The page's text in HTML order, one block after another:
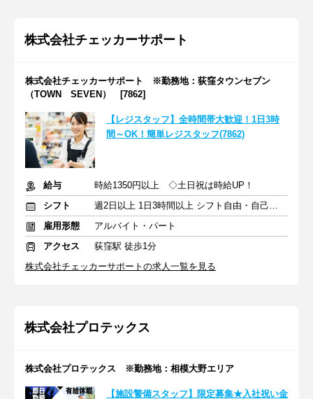
株式会社チェッカーサポート
株式会社チェッカーサポート ※勤務地：荻窪タウンセブン
（TOWN SEVEN） [7862]
【レジスタッフ】全時間帯大歓迎！1日3時
間～OK！簡単レジスタッフ(7862)
給与
時給1350円以上 ◇土日祝は時給UP！
シフト
週2日以上 1日3時間以上 シフト自由・自己申告
雇用形態
アルバイト・パート
アクセス
荻窪駅 徒歩1分
株式会社チェッカーサポートの求人一覧を見る
株式会社プロテックス
株式会社プロテックス ※勤務地：相模大野エリア
【施設警備スタッフ】限定募集★入社祝い金